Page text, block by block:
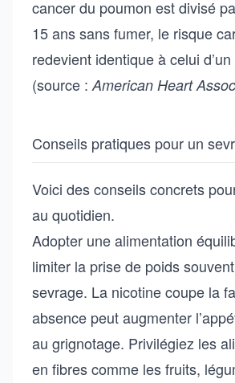
cancer du poumon est divisé
15 ans sans fumer, le risque
redevient identique à celui
(source : American Heart
Conseils pratiques pour un
Voici des conseils concrets
au quotidien.
Adopter une alimentation
limiter la prise de poids
sevrage. La nicotine coupe la
absence peut augmenter
au grignotage. Privilégiez les
en fibres comme les fruits,